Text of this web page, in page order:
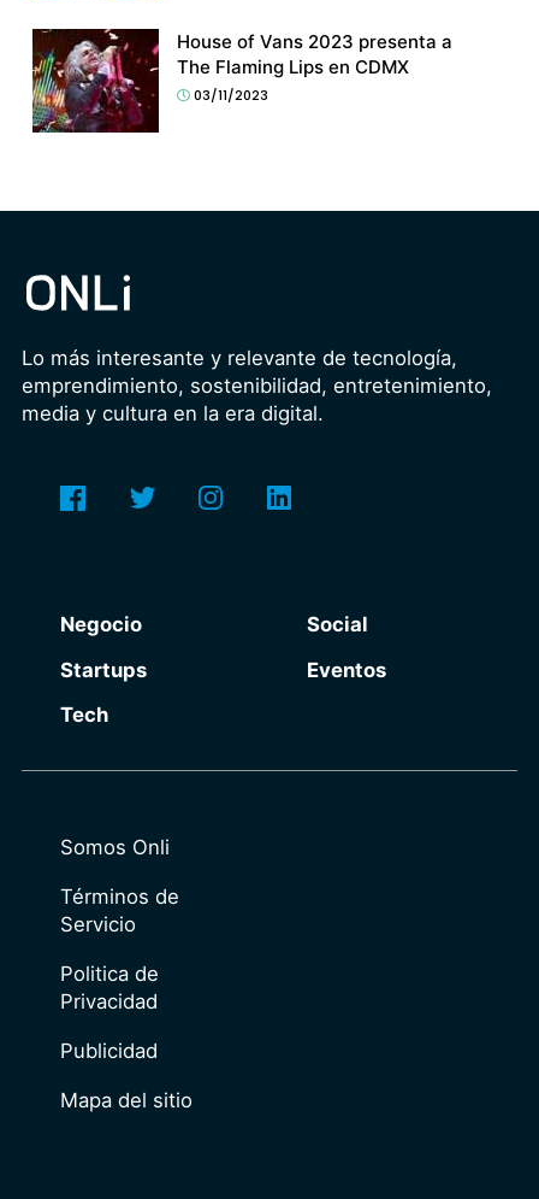
House of Vans 2023 presenta a
The Flaming Lips en CDMX
03/11/2023
Lo más interesante y relevante de tecnología,
emprendimiento, sostenibilidad, entretenimiento,
media y cultura en la era digital.
Negocio
Startups
Tech
Social
Eventos
Somos Onli
Términos de
Servicio
Politica de
Privacidad
Publicidad
Mapa del sitio